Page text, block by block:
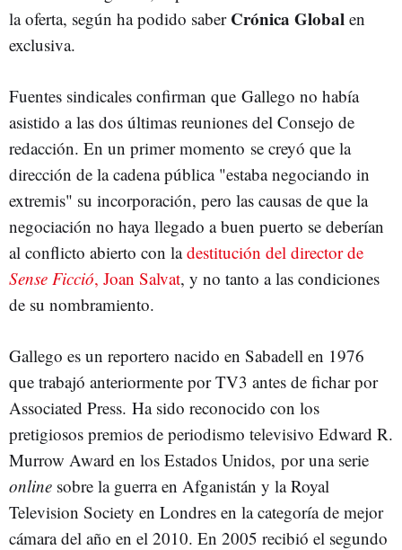
la oferta, según ha podido saberCrónica Global en
exclusiva.
Fuentes sindicales confirman que Gallego no había
asistido a las dos últimas reuniones del Consejo de
redacción. En un primer momento se creyó que la
dirección de la cadena pública "estaba negociando in
extremis" su incorporación, pero las causas de que la
negociación no haya llegado a buen puerto se deberían
al conflicto abierto con ladestitución del director de
Sense Ficció, Joan Salvat, y no tanto a las condiciones
de su nombramiento.
Gallego es un reportero nacido en Sabadell en 1976
que trabajó anteriormente por TV3 antes de fichar por
Associated Press. Ha sido reconocido con los
pretigiosos premios de periodismo televisivo Edward R.
Murrow Award en los Estados Unidos, por una serie
online sobre la guerra en Afganistán y la Royal
Television Society en Londres en la categoría de mejor
cámara del año en el 2010. En 2005 recibió el segundo